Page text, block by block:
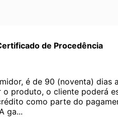
de Procedência
é de 90 (noventa)
produto, o cliente poderá
como parte do
ga...